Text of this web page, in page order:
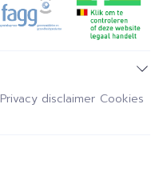
Privacy disclaimer Cookies